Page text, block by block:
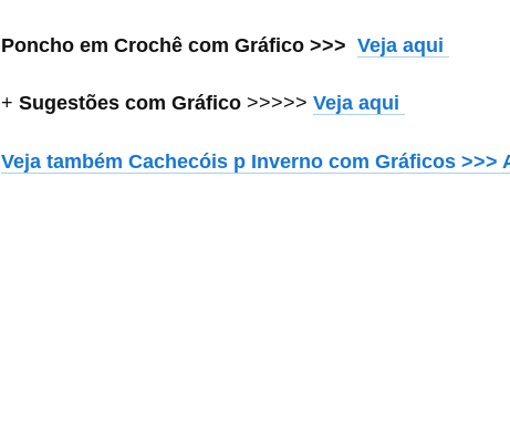
Poncho em Crochê com Gráfico >>> Veja aqui
+ Sugestões com Gráfico >>>>> Veja aqui
Veja também Cachecóis p Inverno com Gráficos >>>